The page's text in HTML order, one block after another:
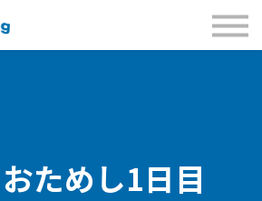
私たちのこと
お問合せ
ためし1日目